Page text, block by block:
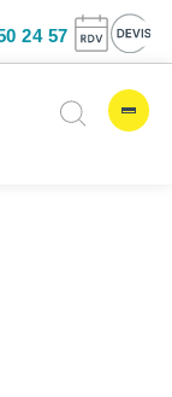
07 45 50 24